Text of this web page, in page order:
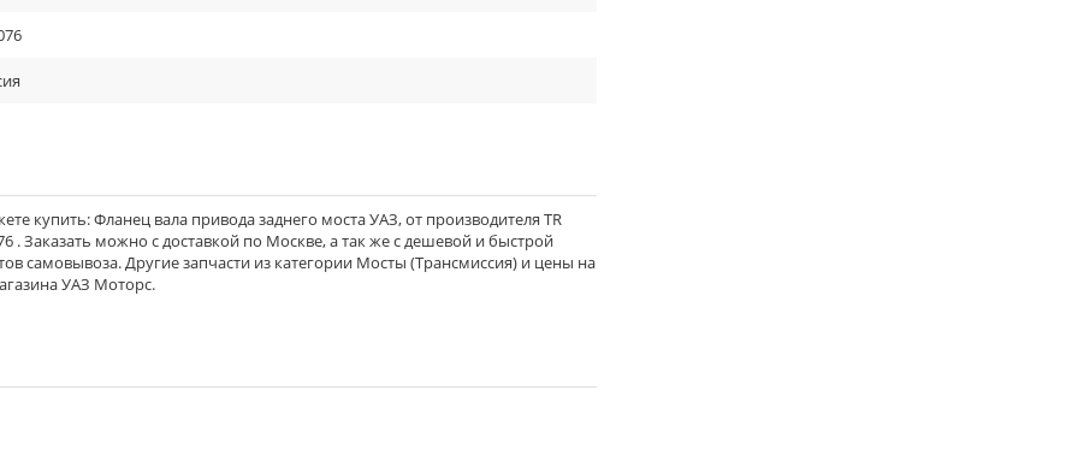
купить: Фланец вала привода заднего моста УАЗ, от производителя TR
. Заказать можно с доставкой по Москве, а так же с дешевой и быстрой
самовывоза. Другие запчасти из категории Мосты (Трансмиссия) и цены на
УАЗ Моторс.